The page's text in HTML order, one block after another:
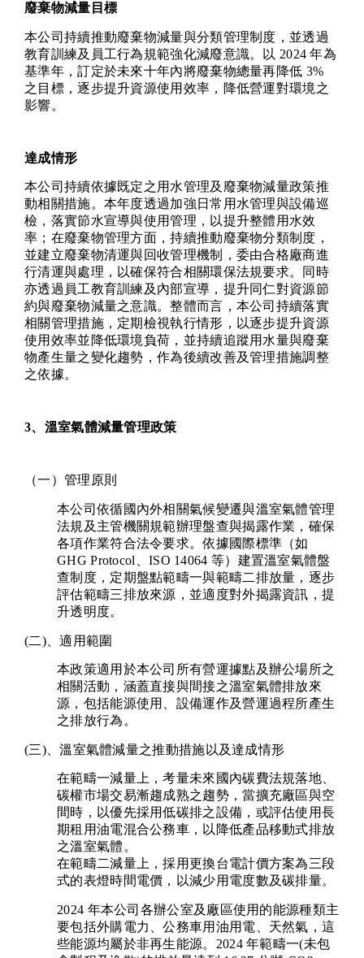
廢棄物減量目標
本公司持續推動廢棄物減量與分類管理制度，並透過
教育訓練及員工行為規範強化減廢意識。以 2024 年為
基準年，訂定於未來十年內將廢棄物總量再降低 3%
之目標，逐步提升資源使用效率，降低營運對環境之
影響。
達成情形
本公司持續依據既定之用水管理及廢棄物減量政策推
動相關措施。本年度透過加強日常用水管理與設備巡
檢，落實節水宣導與使用管理，以提升整體用水效
率；在廢棄物管理方面，持續推動廢棄物分類制度，
並建立廢棄物清運與回收管理機制，委由合格廠商進
行清運與處理，以確保符合相關環保法規要求。同時
亦透過員工教育訓練及內部宣導，提升同仁對資源節
約與廢棄物減量之意識。整體而言，本公司持續落實
相關管理措施，定期檢視執行情形，以逐步提升資源
使用效率並降低環境負荷，並持續追蹤用水量與廢棄
物產生量之變化趨勢，作為後續改善及管理措施調整
之依據。
3、 溫室氣體減量管理政策
（一）管理原則
本公司依循國內外相關氣候變遷與溫室氣體管理
法規及主管機關規範辦理盤查與揭露作業，確保
各項作業符合法令要求。依據國際標準（如
GHG Protocol、ISO 14064 等）建置溫室氣體盤
查制度，定期盤點範疇一與範疇二排放量，逐步
評估範疇三排放來源，並適度對外揭露資訊，提
升透明度。
(二)、適用範圍
本政策適用於本公司所有營運據點及辦公場所之
相關活動，涵蓋直接與間接之溫室氣體排放來
源，包括能源使用、設備運作及營運過程所產生
之排放行為。
(三)、溫室氣體減量之推動措施以及達成情形
在範疇一減量上，考量未來國內碳費法規落地、
碳權市場交易漸趨成熟之趨勢，當擴充廠區與空
間時，以優先採用低碳排之設備，或評估使用長
期租用油電混合公務車，以降低產品移動式排放
之溫室氣體。
在範疇二減量上，採用更換台電計價方案為三段
式的表燈時間電價，以減少用電度數及碳排量。
2024 年本公司各辦公室及廠區使用的能源種類主
要包括外購電力、公務車用油用電、天然氣，這
些能源均屬於非再生能源。2024 年範疇一(未包